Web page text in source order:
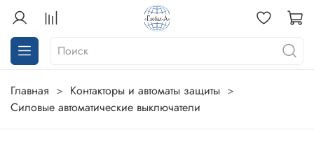
Главная
Контакторы и автоматы защиты
Силовые автоматические выключатели